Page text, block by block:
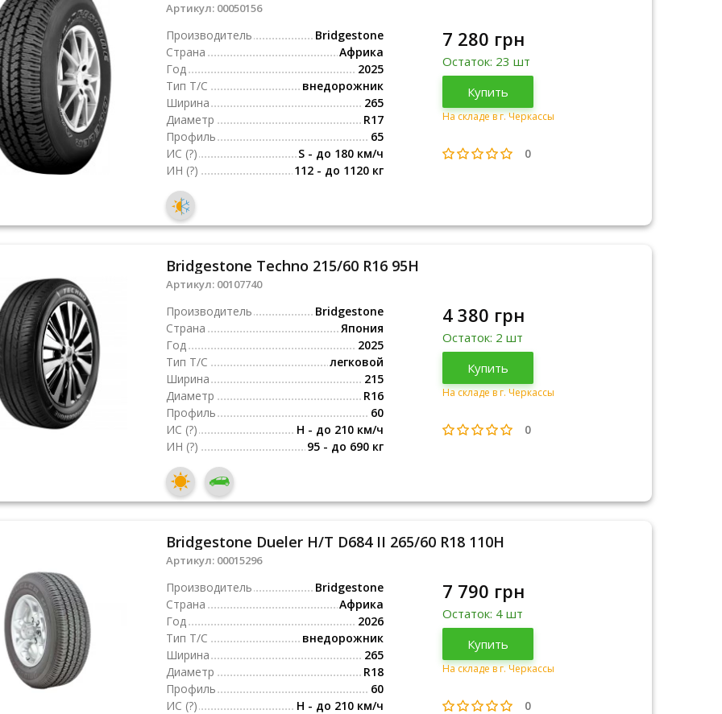
Артикул: 00050156
Производитель
Bridgestone
Страна
Африка
Год
2025
Тип Т/С
внедорожник
Ширина
265
Диаметр
R17
Профиль
65
ИС (?)
S - до 180 км/ч
ИН (?) 112 - до 1120 кг
Африка
2025
7 280 грн
Остаток: 23 шт
Купить
На складе в г. Черкассы
0
Bridgestone Techno 215/60 R16 95H
Артикул: 00107740
Производитель
Bridgestone
Страна
Япония
Год
2025
Тип Т/С
легковой
Ширина
215
Диаметр
R16
Профиль
60
ИС (?)
H - до 210 км/ч
ИН (?) 95 - до 690 кг
Япония
2025
4 380 грн
Остаток: 2 шт
Купить
На складе в г. Черкассы
0
Bridgestone Dueler H/T D684 II 265/60 R18 110H
Артикул: 00015296
Производитель
Bridgestone
Страна
Африка
Год
2026
Тип Т/С
внедорожник
Ширина
265
Диаметр
R18
Профиль
60
ИС (?)
H - до 210 км/ч
Африка
2026
7 790 грн
Остаток: 4 шт
Купить
На складе в г. Черкассы
0